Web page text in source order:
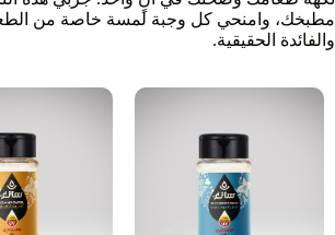
مطبخك، وامنحي كل وجبة لمسة خاصة من
والفائدة الحقيقية.